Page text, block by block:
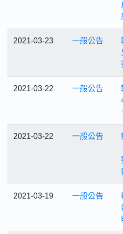
2021-03-23 一般公告
2021-03-22 一般公告
2021-03-22 一般公告
2021-03-19 一般公告